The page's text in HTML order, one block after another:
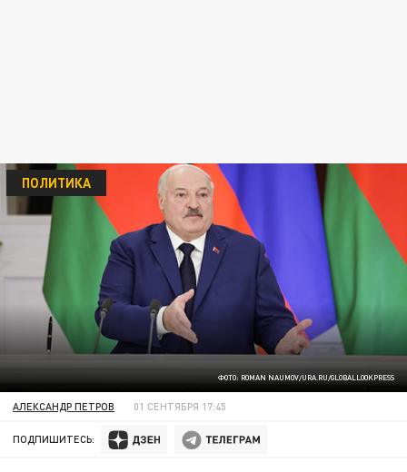
ФОТО: ROMAN NAUMOV/URA.RU/GLOBALLOOKPRESS
ПОЛИТИКА
АЛЕКСАНДР ПЕТРОВ 01 СЕНТЯБРЯ 17:45
ПОДПИШИТЕСЬ: